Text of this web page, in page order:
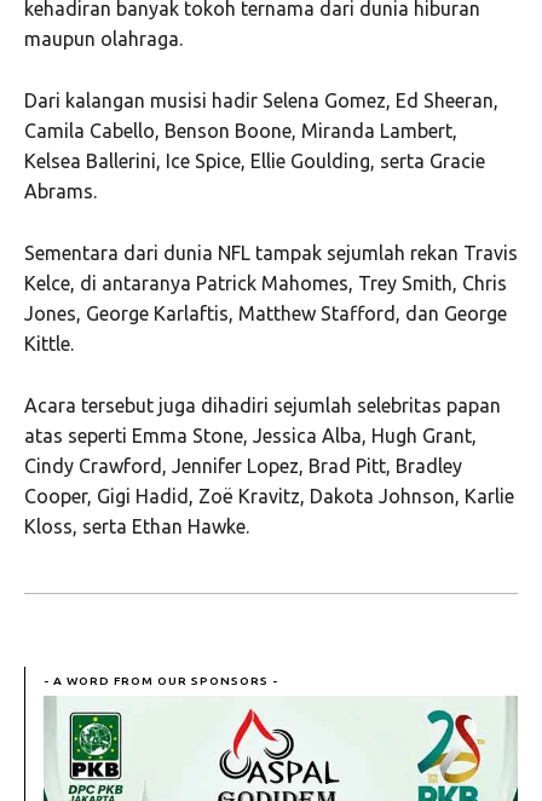
kehadiran banyak tokoh ternama dari dunia hiburan
maupun olahraga.
Dari kalangan musisi hadir Selena Gomez, Ed Sheeran,
Camila Cabello, Benson Boone, Miranda Lambert,
Kelsea Ballerini, Ice Spice, Ellie Goulding, serta Gracie
Abrams.
Sementara dari dunia NFL tampak sejumlah rekan Travis
Kelce, di antaranya Patrick Mahomes, Trey Smith, Chris
Jones, George Karlaftis, Matthew Stafford , dan George
Kittle.
Acara tersebut juga dihadiri sejumlah selebritas papan
atas seperti Emma Stone, Jessica Alba, Hugh Grant,
Cindy Crawford , Jennifer Lopez, Brad Pitt, Bradley
Cooper, Gigi Hadid , Zoë Kravitz, Dakota Johnson, Karlie
Kloss, serta Ethan Hawke.
- A WORD FROM OUR SPONSORS -